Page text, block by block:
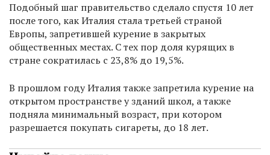
Подобный шаг правительство сделало спустя 10 лет
после того, как Италия стала третьей страной
Европы, запретившей курение в закрытых
общественных местах. С тех пор доля курящих в
стране сократилась с 23,8% до 19,5%.
В прошлом году Италия также запретила курение на
открытом пространстве у зданий школ, а также
подняла минимальный возраст, при котором
разрешается покупать сигареты, до 18 лет.